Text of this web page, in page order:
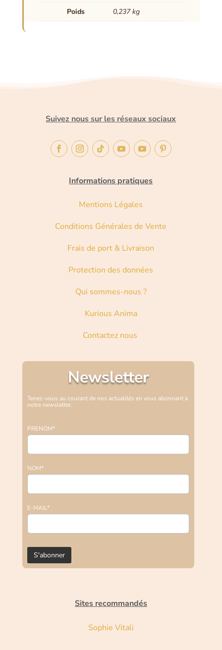
Poids 0,237 kg
Suivez nous sur les réseaux sociaux
Informations pratiques
Mentions Légales
Conditions Générales de Vente
Frais de port & Livraison
Protection des données
Qui sommes-nous ?
Kurious Anima
Contactez nous
Newsletter
Tenez-vous au courant de nos actualités en vous abonnant à
notre newsletter.
PRENOM*
NOM*
E-MAIL*
Sites recommandés
Sophie Vitali